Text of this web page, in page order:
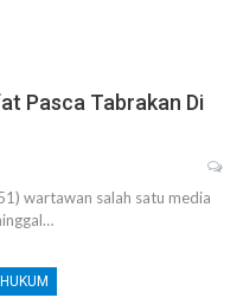
Pasca Tabrakan Di
wartawan salah satu media
HUKUM